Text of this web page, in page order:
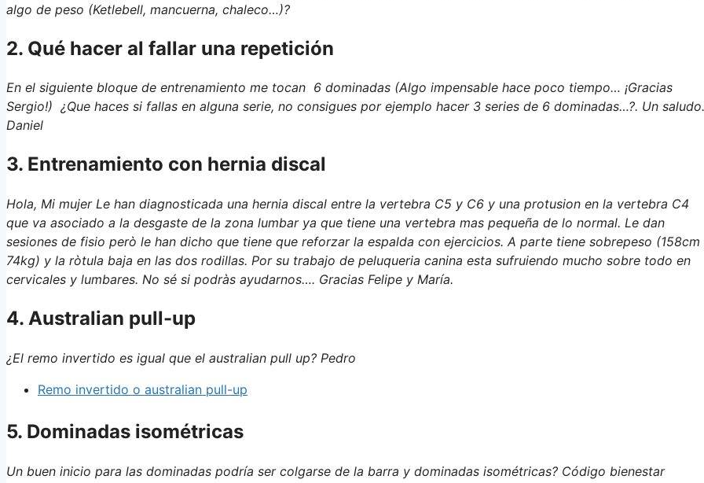
algo de peso (Ketlebell, mancuerna, chaleco…)?
2. Qué hacer al fallar una repetición
En el siguiente bloque de entrenamiento me tocan 6 dominadas (Algo impensable hace poco tiempo… ¡Gracias
Sergio!) ¿Que haces si fallas en alguna serie, no consigues por ejemplo hacer 3 series de 6 dominadas…?. Un saludo.
Daniel
3. Entrenamiento con hernia discal
Hola, Mi mujer Le han diagnosticada una hernia discal entre la vertebra C5 y C6 y una protusion en la vertebra C4
que va asociado a la desgaste de la zona lumbar ya que tiene una vertebra mas pequeña de lo normal. Le dan
sesiones de fisio però le han dicho que tiene que reforzar la espalda con ejercicios. A parte tiene sobrepeso (158cm
74kg) y la ròtula baja en las dos rodillas. Por su trabajo de peluqueria canina esta sufruiendo mucho sobre todo en
cervicales y lumbares. No sé si podràs ayudarnos…. Gracias Felipe y María.
4. Australian pull-up
¿El remo invertido es igual que el australian pull up? Pedro
Remo invertido o australian pull-up
5. Dominadas isométricas
Un buen inicio para las dominadas podría ser colgarse de la barra y dominadas isométricas? Código bienestar